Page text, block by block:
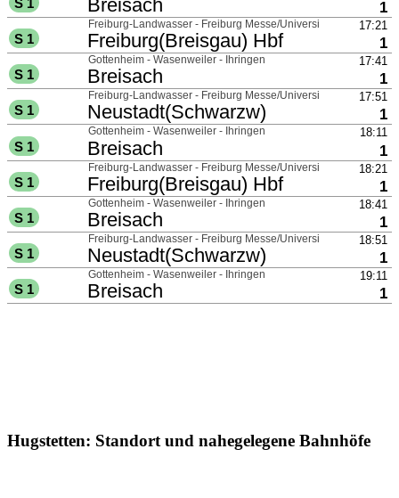
Hugstetten: Standort und nahegelegene Bahnhöfe